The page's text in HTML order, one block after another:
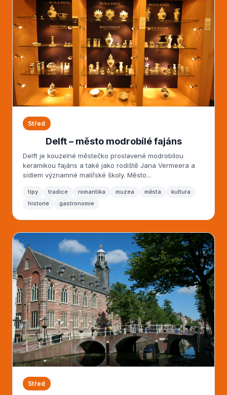
Střed
Delft – město modrobílé fajáns
Delft je kouzelné městečko proslavené modrobílou
keramikou fajáns a také jako rodiště Jana Vermeera a
sídlem významné malířské školy. Město...
tipy tradice romantika muzea města
kultura
historie
gastronomie
Střed